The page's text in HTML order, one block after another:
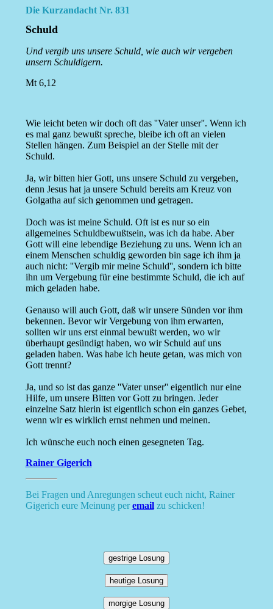
Die Kurzandacht Nr. 831
Schuld
Und vergib uns unsere Schuld, wie auch wir vergeben
unsern Schuldigern.
Mt 6,12
Wie leicht beten wir doch oft das ''Vater unser''. Wenn ich
es mal ganz bewußt spreche, bleibe ich oft an vielen
Stellen hängen. Zum Beispiel an der Stelle mit der
Schuld.
Ja, wir bitten hier Gott, uns unsere Schuld zu vergeben,
denn Jesus hat ja unsere Schuld bereits am Kreuz von
Golgatha auf sich genommen und getragen.
Doch was ist meine Schuld. Oft ist es nur so ein
allgemeines Schuldbewußtsein, was ich da habe. Aber
Gott will eine lebendige Beziehung zu uns. Wenn ich an
einem Menschen schuldig geworden bin sage ich ihm ja
auch nicht: ''Vergib mir meine Schuld'', sondern ich bitte
ihn um Vergebung für eine bestimmte Schuld, die ich auf
mich geladen habe.
Genauso will auch Gott, daß wir unsere Sünden vor ihm
bekennen. Bevor wir Vergebung von ihm erwarten,
sollten wir uns erst einmal bewußt werden, wo wir
überhaupt gesündigt haben, wo wir Schuld auf uns
geladen haben. Was habe ich heute getan, was mich von
Gott trennt?
Ja, und so ist das ganze ''Vater unser'' eigentlich nur eine
Hilfe, um unsere Bitten vor Gott zu bringen. Jeder
einzelne Satz hierin ist eigentlich schon ein ganzes Gebet,
wenn wir es wirklich ernst nehmen und meinen.
Ich wünsche euch noch einen gesegneten Tag.
Rainer Gigerich
Bei Fragen und Anregungen scheut euch nicht, Rainer
Gigerich eure Meinung peremailzu schicken!
gestrige Losung
heutige Losung
morgige Losung